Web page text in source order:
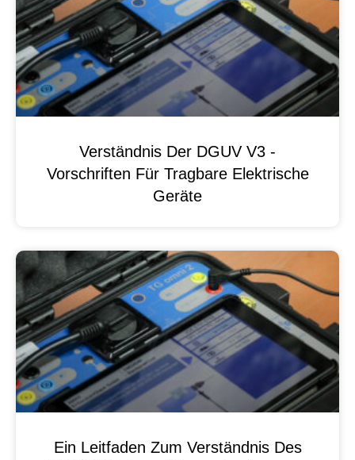
Verständnis Der DGUV V3 -
Vorschriften Für Tragbare Elektrische
Geräte
Ein Leitfaden Zum Verständnis Des